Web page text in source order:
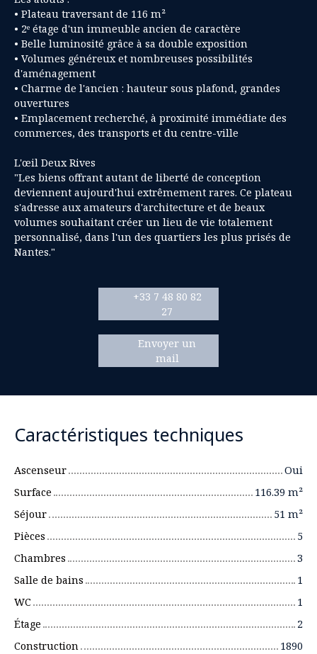
• Plateau traversant de 116 m²
• 2ᵉ étage d'un immeuble ancien de caractère
• Belle luminosité grâce à sa double exposition
• Volumes généreux et nombreuses possibilités
d'aménagement
• Charme de l'ancien : hauteur sous plafond, grandes
ouvertures
• Emplacement recherché, à proximité immédiate des
commerces, des transports et du centre-ville
L'œil Deux Rives
"Les biens offrant autant de liberté de conception
deviennent aujourd'hui extrêmement rares. Ce plateau
s'adresse aux amateurs d'architecture et de beaux
volumes souhaitant créer un lieu de vie totalement
personnalisé, dans l'un des quartiers les plus prisés de
Nantes."
+33 7 48 80 82
27
Envoyer un
mail
Caractéristiques techniques
Ascenseur
Oui
Surface
116.39 m²
Séjour
51 m²
Pièces
5
Chambres
3
Salle de bains
1
WC
1
Étage
2
Construction
1890